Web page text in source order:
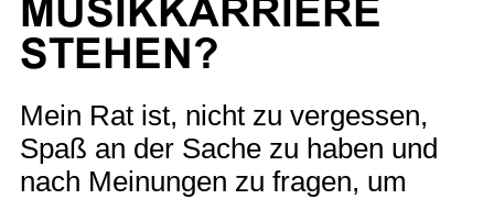
MUSIKKARRIERE
STEHEN?
Mein Rat ist, nicht zu vergessen,
Spaß an der Sache zu haben und
nach Meinungen zu fragen, um